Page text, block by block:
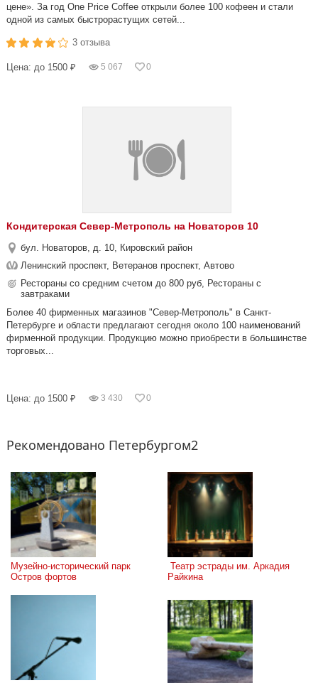
цене». За год One Price Coffee открыли более 100 кофеен и стали
одной из самых быстрорастущих сетей...
3 отзыва
Цена: до 1500 ₽ 5 067 0
Кондитерская Север-Метрополь на Новаторов 10
бул. Новаторов, д. 10, Кировский район
Ленинский проспект, Ветеранов проспект, Автово
Рестораны со средним счетом до 800 руб, Рестораны с
завтраками
Более 40 фирменных магазинов "Север-Метрополь" в Санкт-
Петербурге и области предлагают сегодня около 100 наименований
фирменной продукции. Продукцию можно приобрести в большинстве
торговых...
Цена: до 1500 ₽ 3 430 0
Рекомендовано Петербургом2
Музейно-исторический парк
Остров фортов
Райкина